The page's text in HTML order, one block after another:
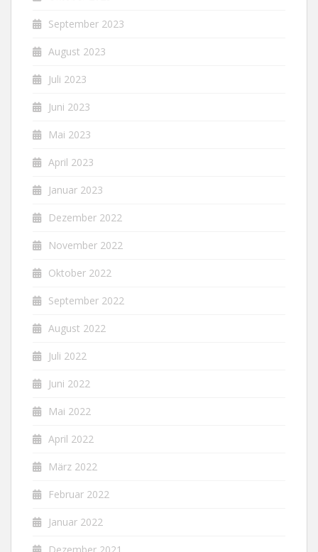
September 2023
August 2023
Juli 2023
Juni 2023
Mai 2023
April 2023
Januar 2023
Dezember 2022
November 2022
Oktober 2022
September 2022
August 2022
Juli 2022
Juni 2022
Mai 2022
April 2022
März 2022
Februar 2022
Januar 2022